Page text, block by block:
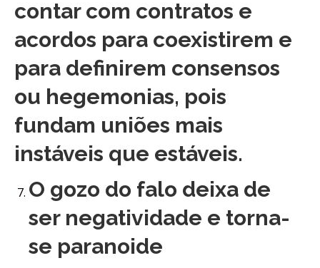
contar com contratos e
acordos para coexistirem e
para definirem consensos
ou hegemonias, pois
fundam uniões mais
instáveis que estáveis.
O gozo do falo deixa de
ser negatividade e torna-
se paranoide